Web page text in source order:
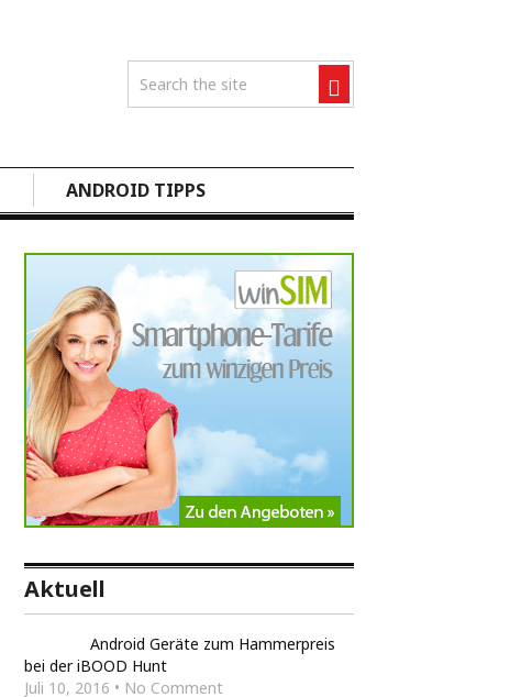
ANDROID TIPPS
Aktuell
Android Geräte zum Hammerpreis
bei der iBOOD Hunt
Juli 10, 2016 • No Comment